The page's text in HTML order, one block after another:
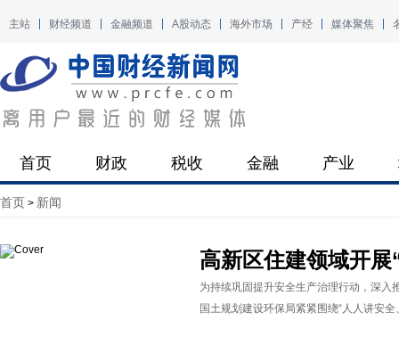
主站 财经频道 金融频道 A股动态 海外市场 产经 媒体聚焦
首页 财政 税收 金融 产业
首页 > 新闻
高新区住建领域开
为持续巩固提升安全生产治理行动，深
国土规划建设环保局紧紧围绕“人人讲安